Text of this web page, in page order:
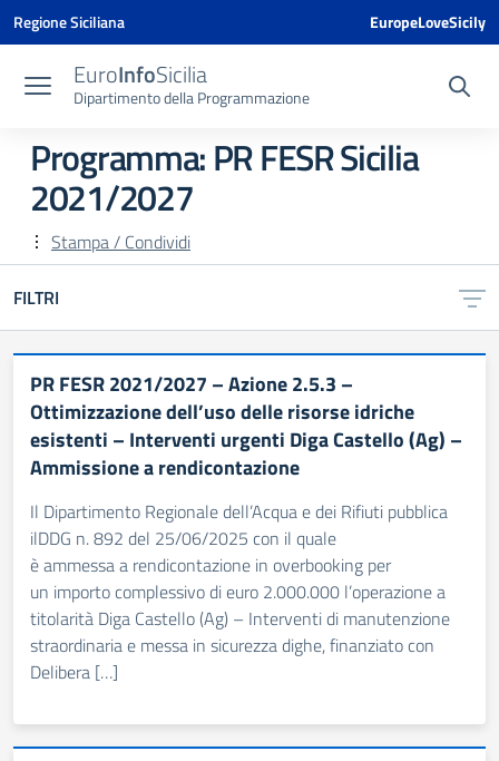
Vai ai contenuti
Vai al menu di navigazione
Vai al footer
Vai al banner delle Cookie Policy
Regione Siciliana EuropeLoveSicily
EuroInfoSicilia
Dipartimento della Programmazione
Programma:PR FESR Sicilia
2021/2027
Stampa / Condividi
FILTRI
PR FESR 2021/2027 – Azione 2.5.3 –
Ottimizzazione dell’uso delle risorse idriche
esistenti – Interventi urgenti Diga Castello (Ag) –
Ammissione a rendicontazione
Il Dipartimento Regionale dell’Acqua e dei Rifiuti pubblica
ilDDG n. 892 del 25/06/2025 con il quale
è ammessa a rendicontazione in overbooking per
un importo complessivo di euro 2.000.000 l’operazione a
titolarità Diga Castello (Ag) – Interventi di manutenzione
straordinaria e messa in sicurezza dighe, finanziato con
Delibera […]